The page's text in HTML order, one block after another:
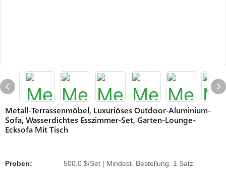
Metall-Terrassenmöbel, Luxuriöses Outdoor-Aluminium-
Sofa, Wasserdichtes Esszimmer-Set, Garten-Lounge-
Ecksofa Mit Tisch
Proben: 500,0 $/Set | Mindest. Bestellung: 1 Satz